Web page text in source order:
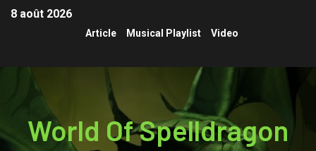
8 août 2026
Article Musical Playlist Video
World Of Spelldragon